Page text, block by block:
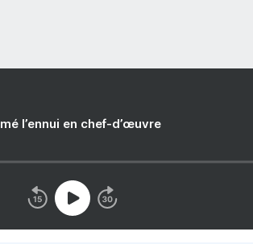
l’ennui en chef-d’œuvre